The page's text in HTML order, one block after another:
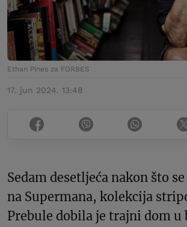
Ethan Pines za FORBES
17. jun 2024. 13:48
Sedam desetljeća nakon što
na Supermana, kolekcija
Prebule dobila je trajni dom u